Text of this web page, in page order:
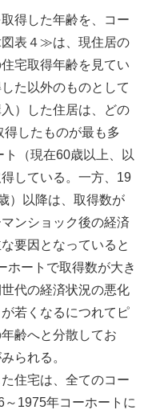
得した年齢を、コー
表４≫は、現住居の
宅取得年齢を見てい
た以外のものとして
）した住居は、どの
したものが最も多
（現在60歳以上、以
している。一方、19
）以降は、取得数が
ンショック後の経済
要因となっていると
ホートで取得数が大き
代の経済状況の悪化
若くなるにつれてピ
齢へと分散してお
られる。
住宅は、全てのコー
1975年コーホートに